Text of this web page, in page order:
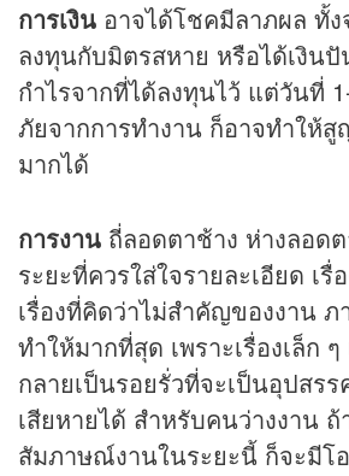
การเงิน อาจได้โชคมีลาภผล ทั้
ลงทุนกับมิตรสหาย หรือได้เงิน
กำไรจากที่ได้ลงทุนไว้ แต่วันที่
ภัยจากการทำงาน ก็อาจทำให้สู
มากได้
การงาน ถี่ลอดตาช้าง ห่างลอด
ระยะที่ควรใส่ใจรายละเอียด เรื่
เรื่องที่คิดว่าไม่สำคัญของงาน ภ
ทำให้มากที่สุด เพราะเรื่องเล็ก
กลายเป็นรอยรั่วที่จะเป็นอุปสร
เสียหายได้ สำหรับคนว่างงาน
สัมภาษณ์งานในระยะนี้ ก็จะมีโ